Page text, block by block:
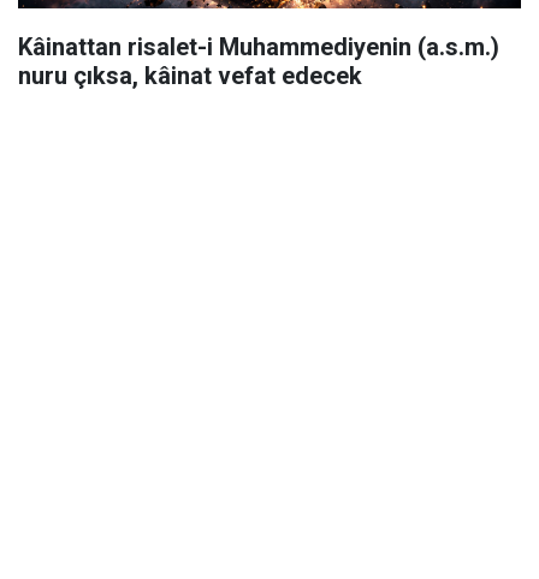
Kâinattan risalet-i Muhammediyenin (a.s.m.)
nuru çıksa, kâinat vefat edecek